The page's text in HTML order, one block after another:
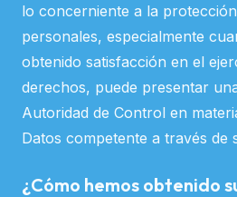
lo concerniente a la
personales, especialmente
obtenido satisfacción en el
derechos, puede presentar
Autoridad de Control en
Datos competente a través de
¿Cómo hemos obtenido